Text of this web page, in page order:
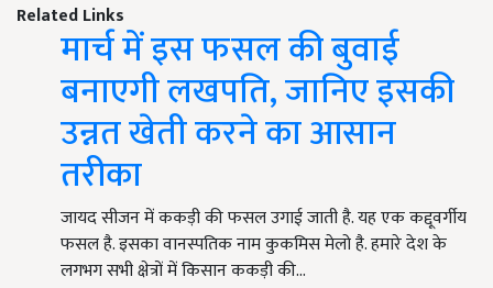
Related Links
मार्च में इस फसल की बुवाई
बनाएगी लखपति, जानिए इसकी
उन्नत खेती करने का आसान
तरीका
जायद सीजन में ककड़ी की फसल उगाई जाती है. यह एक कद्दूवर्गीय
फसल है. इसका वानस्पतिक नाम कुकमिस मेलो है. हमारे देश के
लगभग सभी क्षेत्रों में किसान ककड़ी की…